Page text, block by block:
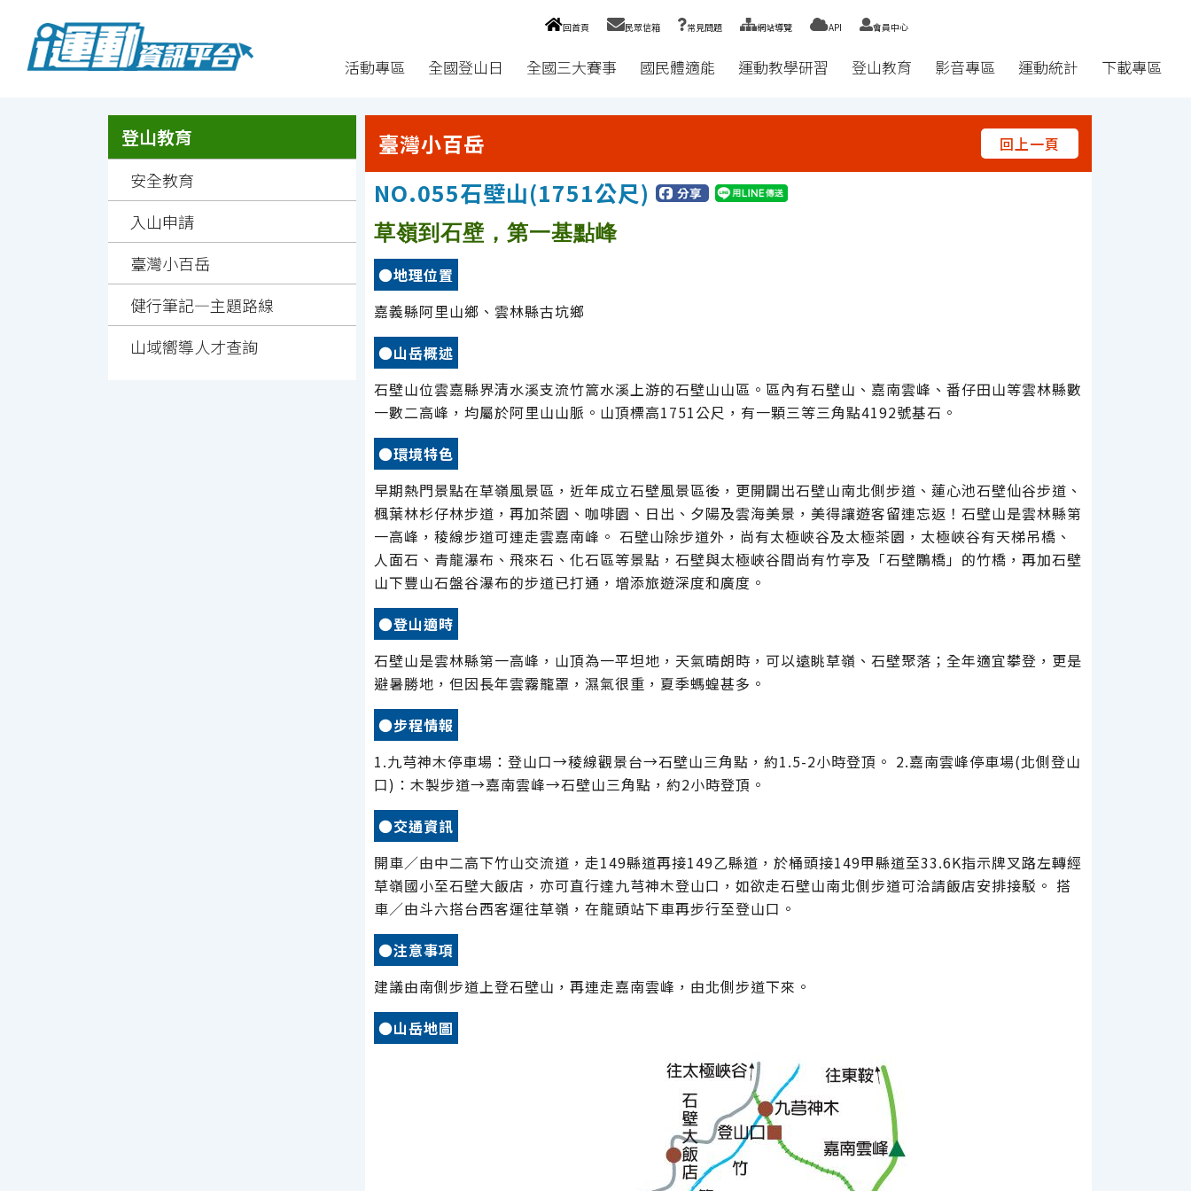
跳
到
回首頁 民眾信箱 常見問題 網站導覽 API 會員中心
活動專區 全國登山日 全國三大賽事 國民體適能 運動教學研習 登山教育 影音專區 運動統計 下載專區
登山教育
安全教育
入山申請
臺灣小百岳
健行筆記—主題路線
山域嚮導人才查詢
臺灣小百岳 回上一頁
NO.055石壁山(1751公尺)
草嶺到石壁，第一基點峰
●地理位置
嘉義縣阿里山鄉、雲林縣古坑鄉
●山岳概述
石壁山位雲嘉縣界清水溪支流竹篙水溪上游的石壁山山區。區內有石壁山、嘉南雲峰、番仔田山等雲林縣數
一數二高峰，均屬於阿里山山脈。山頂標高1751公尺，有一顆三等三角點4192號基石。
●環境特色
早期熱門景點在草嶺風景區，近年成立石壁風景區後，更開闢出石壁山南北側步道、蓮心池石壁仙谷步道、
楓葉林杉仔林步道，再加茶園、咖啡園、日出、夕陽及雲海美景，美得讓遊客留連忘返！石壁山是雲林縣第
一高峰，稜線步道可連走雲嘉南峰。 石壁山除步道外，尚有太極峽谷及太極茶園，太極峽谷有天梯吊橋、
人面石、青龍瀑布、飛來石、化石區等景點，石壁與太極峽谷間尚有竹亭及「石壁鷴橋」的竹橋，再加石壁
山下豐山石盤谷瀑布的步道已打通，增添旅遊深度和廣度。
●登山適時
石壁山是雲林縣第一高峰，山頂為一平坦地，天氣晴朗時，可以遠眺草嶺、石壁聚落；全年適宜攀登，更是
避暑勝地，但因長年雲霧籠罩，濕氣很重，夏季螞蝗甚多。
●步程情報
1.九芎神木停車場：登山口→稜線觀景台→石壁山三角點，約1.5-2小時登頂。 2.嘉南雲峰停車場(北側登山
口)：木製步道→嘉南雲峰→石壁山三角點，約2小時登頂。
●交通資訊
開車／由中二高下竹山交流道，走149縣道再接149乙縣道，於桶頭接149甲縣道至33.6K指示牌叉路左轉經
草嶺國小至石壁大飯店，亦可直行達九芎神木登山口，如欲走石壁山南北側步道可洽請飯店安排接駁。 搭
車／由斗六搭台西客運往草嶺，在龍頭站下車再步行至登山口。
●注意事項
建議由南側步道上登石壁山，再連走嘉南雲峰，由北側步道下來。
●山岳地圖